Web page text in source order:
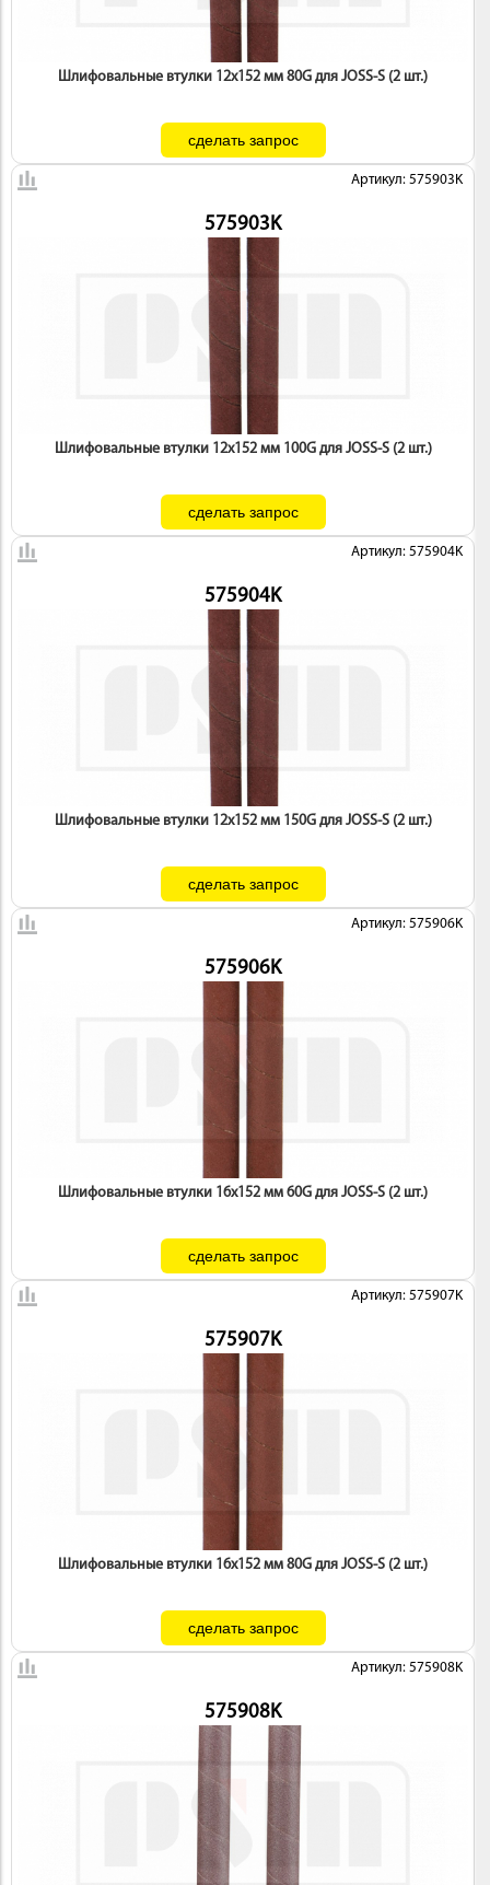
Шлифовальные втулки 12х152 мм 80G для JOSS-S (2 шт.)
Артикул: 575903K
575903K
Шлифовальные втулки 12х152 мм 100G для JOSS-S (2 шт.)
Артикул: 575904K
575904K
Шлифовальные втулки 12х152 мм 150G для JOSS-S (2 шт.)
Артикул: 575906K
575906K
Шлифовальные втулки 16х152 мм 60G для JOSS-S (2 шт.)
Артикул: 575907K
575907K
Шлифовальные втулки 16х152 мм 80G для JOSS-S (2 шт.)
Артикул: 575908K
575908K